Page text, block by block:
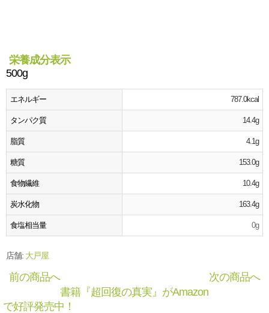
栄養成分表示
500g
エネルギー 787.0kcal
タンパク質 14.4g
脂質 4.1g
糖質 153.0g
食物繊維 10.4g
炭水化物 163.4g
食塩相当量 0g
店舗: 大戸屋
前の商品へ
次の商品へ
書籍『超回復の真実』がAmazon
で好評発売中！